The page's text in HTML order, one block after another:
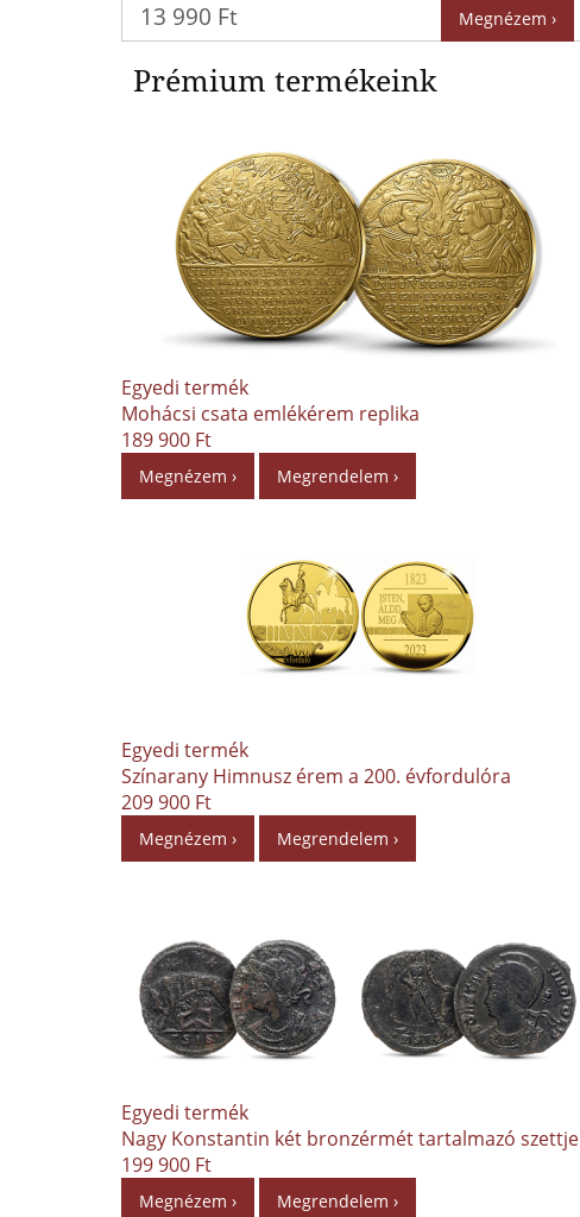
13 990 Ft Megnézem ›
Prémium termékeink
Egyedi termék
Mohácsi csata emlékérem replika
189 900 Ft
Megnézem › Megrendelem ›
Egyedi termék
Színarany Himnusz érem a 200. évfordulóra
209 900 Ft
Megnézem › Megrendelem ›
Egyedi termék
Nagy Konstantin két bronzérmét tartalmazó szettje
199 900 Ft
Megnézem › Megrendelem ›